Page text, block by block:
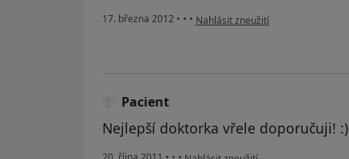
17. března 2012 • • • podle názoru uživatele Irena
Nahlásit zneužití
Pacient
Nejlepší doktorka vřele doporučuji! :)
podle názoru uživatele Pacient